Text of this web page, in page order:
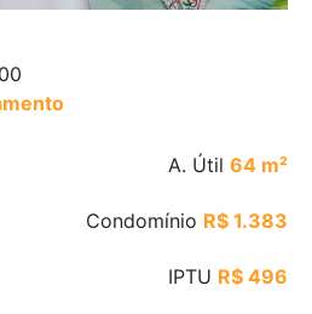
A. Útil 64 m²
Condomínio R$ 1.383
IPTU R$ 496